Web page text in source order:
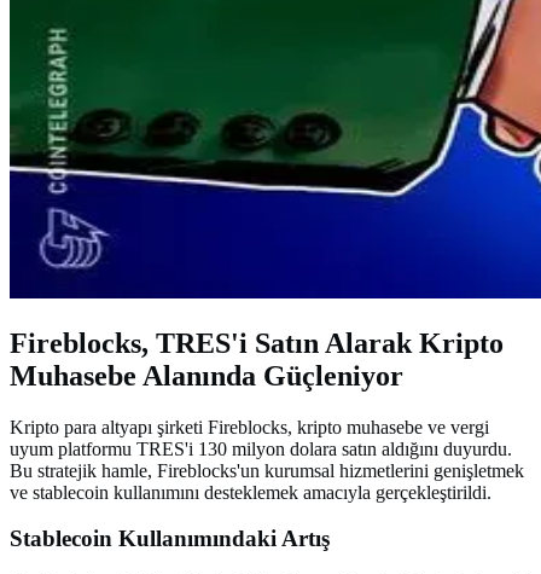
Fireblocks, TRES'i Satın Alarak Kripto
Muhasebe Alanında Güçleniyor
Kripto para altyapı şirketi Fireblocks, kripto muhasebe ve vergi
uyum platformu TRES'i 130 milyon dolara satın aldığını duyurdu.
Bu stratejik hamle, Fireblocks'un kurumsal hizmetlerini genişletmek
ve stablecoin kullanımını desteklemek amacıyla gerçekleştirildi.
Stablecoin Kullanımındaki Artış